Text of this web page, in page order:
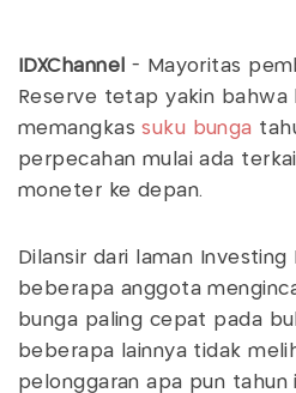
IDXChannel
- Mayoritas
Reserve tetap yakin bahwa
memangkassuku bunga
perpecahan mulai ada
moneter ke depan.
Dilansir dari laman Investing
beberapa anggota
bunga paling cepat pada
beberapa lainnya tidak
pelonggaran apa pun tahun